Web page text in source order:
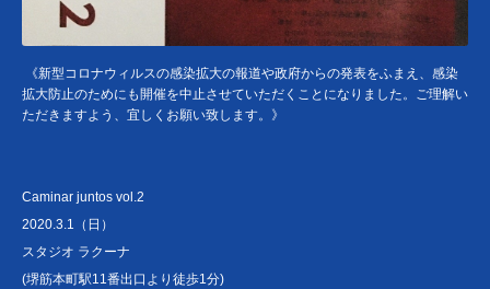
《新型コロナウィルスの感染拡大の報道や政府からの発表をふまえ、感染
拡大防止のためにも開催を中止させていただくことになりました。ご理解い
ただきますよう、宜しくお願い致します。》
Caminar juntos vol.2
2020.3.1（日）
スタジオ ラクーナ
(堺筋本町駅11番出口より徒歩1分)